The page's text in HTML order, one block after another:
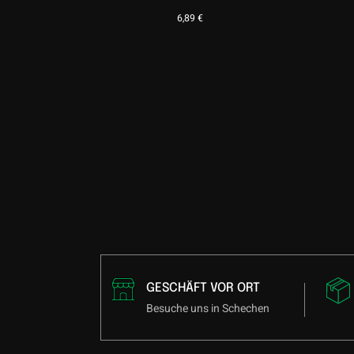
6,89 €
GESCHÄFT VOR ORT
Besuche uns in Schechen